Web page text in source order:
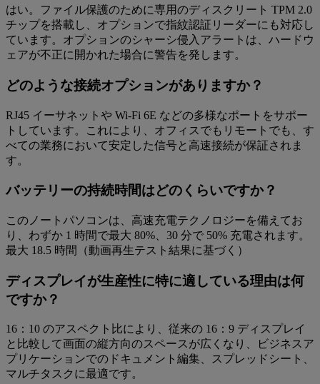
はい。ファイル保護のために専用のディスクリート TPM 2.0
チップを搭載し、オプションで指紋認証リーダーにも対応し
ています。オプションのシャーシ侵入アラートは、ハードウ
ェアが不正に開かれた場合に警告を発します。
どのような接続オプションがありますか？
RJ45 イーサネットや Wi-Fi 6E などの多様なポートをサポー
トしています。これにより、オフィスでもリモートでも、す
べての業務において安定した信号と高速接続が保証されま
す。
バッテリーの持続時間はどのくらいですか？
このノートパソコンは、高速充電テクノロジーを備えてお
り、わずか 1 時間で最大 80%、30 分で 50% 充電されます。
最大 18.5 時間（動画再生テスト結果に基づく）
ディスプレイが生産性に特に適している理由は何
ですか？
16：10 のアスペクト比により、従来の 16：9 ディスプレイ
と比較して画面の縦方向のスペースが広くなり、ビジネスア
プリケーションでのドキュメント編集、スプレッドシート、
マルチタスクに最適です。